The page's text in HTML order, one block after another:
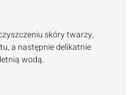
skóry twarzy,
a następnie delikatnie
wodą.